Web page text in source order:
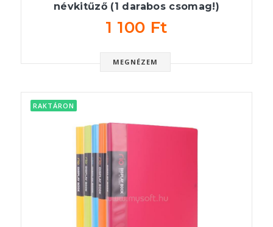
névkitűző (1 darabos csomag!)
1 100 Ft
MEGNÉZEM
RAKTÁRON